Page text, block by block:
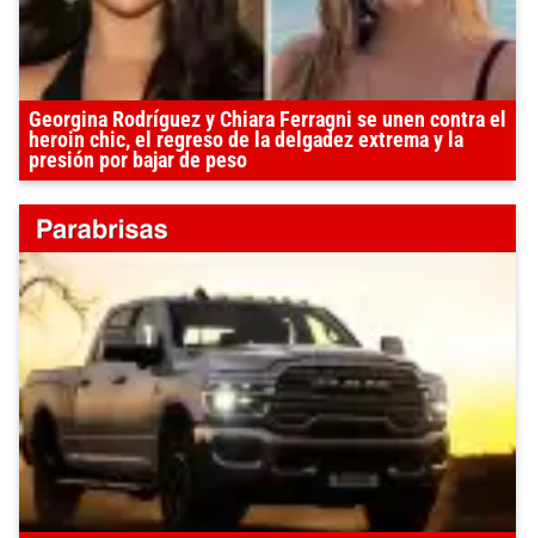
Georgina Rodríguez y Chiara Ferragni se unen contra el
heroin chic, el regreso de la delgadez extrema y la
presión por bajar de peso